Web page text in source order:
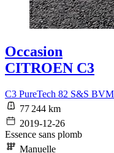
Occasion
CITROEN C3
C3 PureTech 82 S&S
77 244 km
2019-12-26
Essence sans plomb
Manuelle